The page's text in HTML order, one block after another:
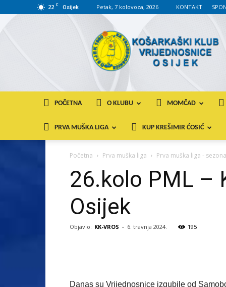
22 C Osijek Petak, 7 kolovoza, 2026 KONTAKT
KK
VROS
POČETNA O KLUBU MOMČAD
PRVA MUŠKA LIGA KUP KREŠIMIR ĆOSIĆ
Početna Prva muška liga Prva muška liga -
26.kolo PML –
Osijek
Objavio: KK-VROS - 6. travnja 2024. 195
Danas su Vrijednosnice izgubile od